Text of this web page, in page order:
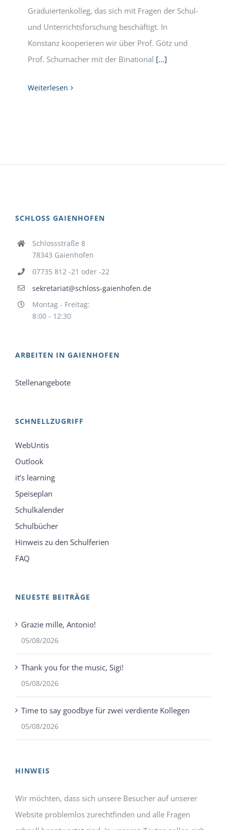
Graduiertenkolleg, das sich mit Fragen der Schul-
und Unterrichtsforschung beschäftigt. In
Konstanz kooperieren wir über Prof. Götz und
Prof. Schumacher mit der Binational [...]
Weiterlesen
SCHLOSS GAIENHOFEN
Schlossstraße 8
78343 Gaienhofen
07735 812 -21 oder -22
sekretariat@schloss-gaienhofen.de
Montag - Freitag:
8:00 - 12:30
ARBEITEN IN GAIENHOFEN
Stellenangebote
SCHNELLZUGRIFF
WebUntis
Outlook
it’s learning
Speiseplan
Schulkalender
Schulbücher
Hinweis zu den Schulferien
FAQ
NEUESTE BEITRÄGE
Grazie mille, Antonio!
05/08/2026
Thank you for the music, Sigi!
05/08/2026
Time to say goodbye für zwei verdiente Kollegen
05/08/2026
HINWEIS
Wir möchten, dass sich unsere Besucher auf unserer
Website problemlos zurechtfinden und alle Fragen